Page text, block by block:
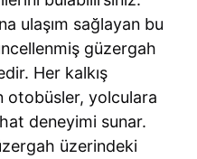
ulaşım sağlayan bu
güzergah
Her kalkış
otobüsler, yolculara
deneyimi sunar.
üzerindeki